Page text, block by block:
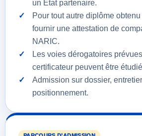
un État partenaire.
Pour tout autre diplôme
fournir une attestation de
NARIC.
Les voies dérogatoires
certificateur peuvent être
Admission sur dossier,
positionnement.